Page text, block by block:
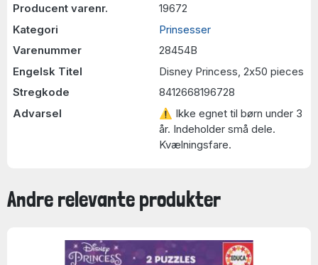
Producent varenr.
19672
Kategori
Prinsesser
Varenummer
28454B
Engelsk Titel
Disney Princess, 2x50 pieces
Stregkode
8412668196728
Advarsel
⚠ Ikke egnet til børn under 3
år. Indeholder små dele.
Kvælningsfare.
Andre relevante produkter